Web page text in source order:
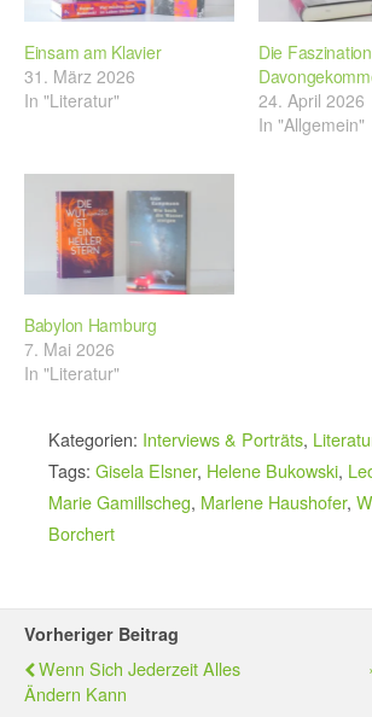
Einsam am Klavier
31. März 2026
In "Literatur"
Die
24. April 2026
In "Allgemein"
Babylon Hamburg
7. Mai 2026
In "Literatur"
Kategorien: Interviews & Porträts,
Tags: Gisela Elsner, Helene Bukowski,
Marie Gamillscheg, Marlene Haushofer,
Borchert
Vorheriger Beitrag
Wenn Sich Jederzeit Alles
Ändern Kann